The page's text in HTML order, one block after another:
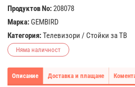
Продуктов No:208078
Марка: GEMBIRD
Категория:Телевизори / Стойки за ТВ
Няма наличност
Описание Доставка и плащане